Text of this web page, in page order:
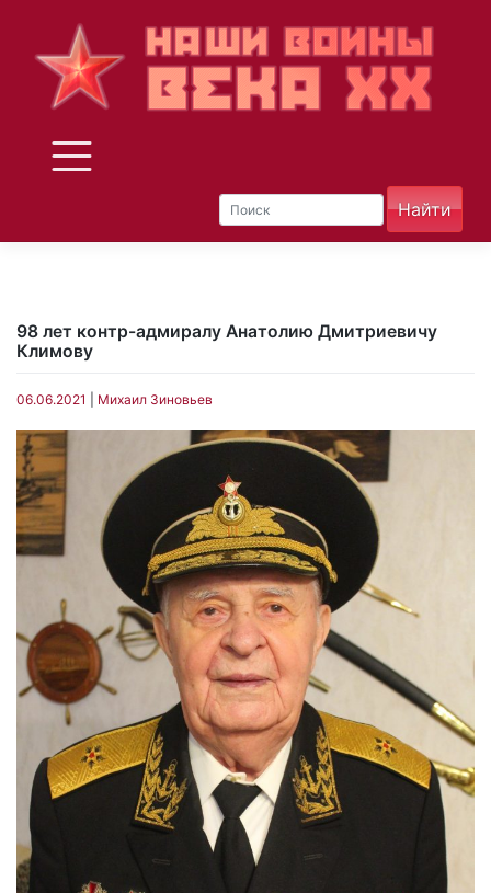
98 лет контр-адмиралу Анатолию Дмитриевичу
Климову
06.06.2021 Михаил Зиновьев